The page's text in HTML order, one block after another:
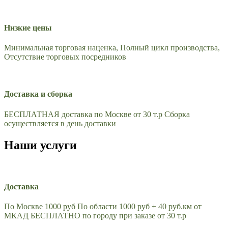
Низкие цены
Минимальная торговая наценка, Полный цикл производства,
Отсутствие торговых посредников
Доставка и сборка
БЕСПЛАТНАЯ доставка по Москве от 30 т.р Сборка
осуществляется в день доставки
Наши услуги
Доставка
По Москве 1000 руб По области 1000 руб + 40 руб.км от
МКАД БЕСПЛАТНО по городу при заказе от 30 т.р